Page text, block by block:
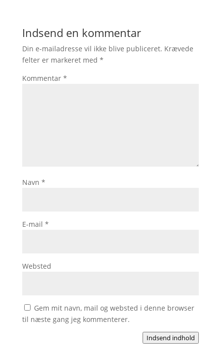
Indsend en kommentar
Din e-mailadresse vil ikke blive publiceret. Krævede
felter er markeret med *
Kommentar *
Navn *
E-mail *
Websted
Gem mit navn, mail og websted i denne browser
til næste gang jeg kommenterer.
Indsend indhold